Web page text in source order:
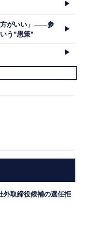
方がいい」――参
う"愚策"
外取締役候補の選任拒